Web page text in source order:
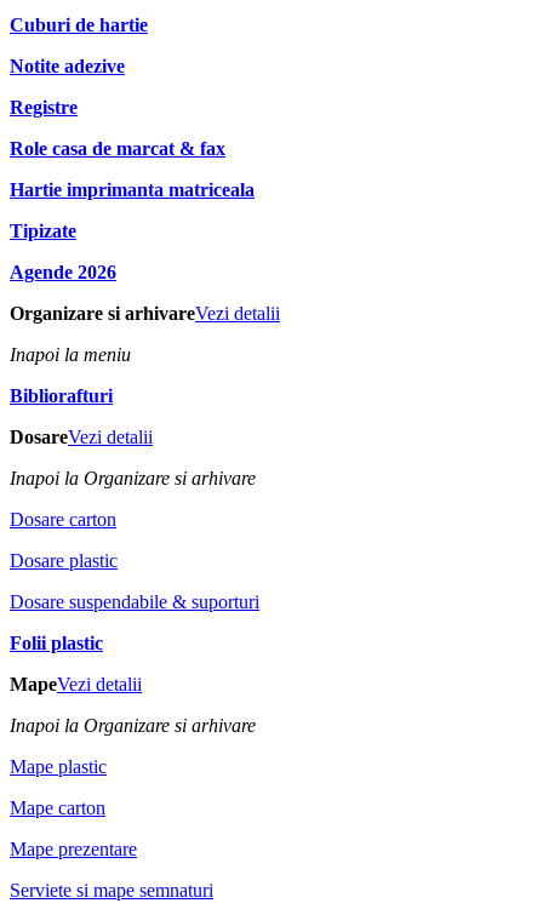
Cuburi de hartie
Notite adezive
Registre
Role casa de marcat & fax
Hartie imprimanta matriceala
Tipizate
Agende 2026
Organizare si arhivareVezi detalii
Inapoi la meniu
Bibliorafturi
DosareVezi detalii
Inapoi la Organizare si arhivare
Dosare carton
Dosare plastic
Dosare suspendabile & suporturi
Folii plastic
MapeVezi detalii
Inapoi la Organizare si arhivare
Mape plastic
Mape carton
Mape prezentare
Serviete si mape semnaturi